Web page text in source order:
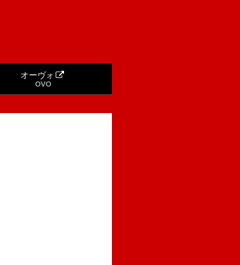
オーヴォ
OVO